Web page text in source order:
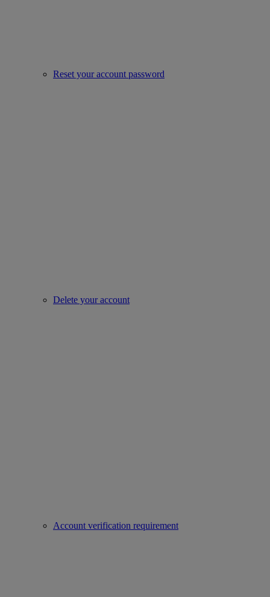
Reset your account password
Delete your account
Account verification requirement